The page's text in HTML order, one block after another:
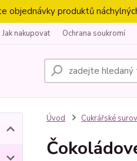
objednávky produktů
Jak nakupovat Ochrana soukromí
Úvod Cukrářské